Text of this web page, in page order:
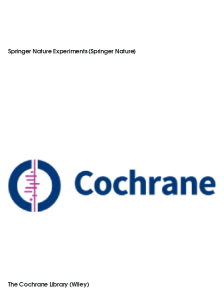
Springer Nature Experiments (Springer Nature)
The Cochrane Library (Wiley)